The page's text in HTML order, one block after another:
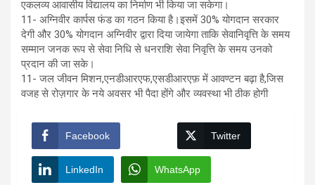
एकलव्य आवासीय विद्यालय का निर्माण भी किया जा सकेगा।
11- अग्निवीर कार्पस फंड का गठन किया है।इसमें 30% योगदान सरकार
देगी और 30% योगदान अग्निवीर द्वारा दिया जायेगा ताकि सेवानिवृत्ति के समय
सम्मान जनक रूप से सेवा निधि से धनराशि सेवा निवृत्ति के समय उनको
प्रदान की जा सके।
11- जल जीवन मिशन,एनडीआरएफ,एसडीआरएफ़ में आवण्टन बढ़ा है,जिस
वजह से रोज़गार के नये अवसर भी पैदा होंगे और व्यवस्था भी ठीक होगी
Facebook Twitter
LinkedIn WhatsApp